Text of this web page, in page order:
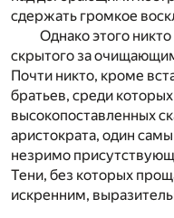
сдержать громкое
Однако этого
скрытого за
Почти никто, кроме
братьев, среди
высокопоставленных
аристократа, один
незримо
Тени, без которых
искренним,